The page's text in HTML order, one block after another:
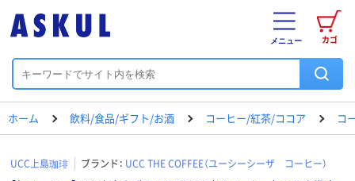
カゴ
メニュー
ホーム 飲料/食品/ギフト/お酒 コーヒー/紅茶/ココア コ
UCC上島珈琲 ブランド： UCC THE COFFEE（ユーシーシーザ コーヒー）